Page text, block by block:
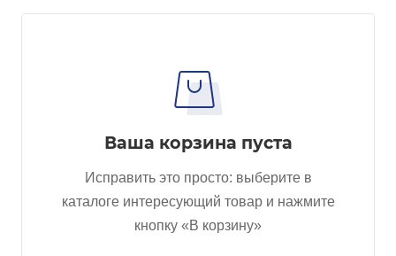
Ваша корзина пуста
Исправить это просто: выберите в
каталоге интересующий товар и нажмите
кнопку «В корзину»